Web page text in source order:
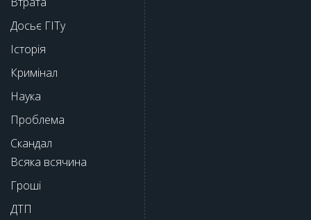
Досьє ГІТу
Історія
Кримінал
Наука
Проблема
Скандал
Всяка всячина
Гроші
ДТП